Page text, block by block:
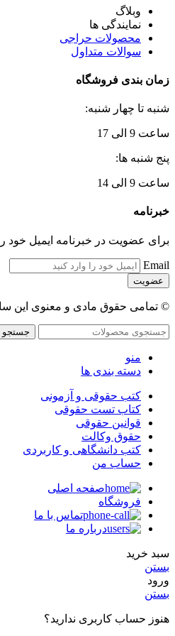
وبلاگ
نمایندگی ها
محصولات حراجی
سوالات متداول
زمان بندی فروشگاه
شنبه تا چهار شنبه:
ساعت 9 الی 17
پنج شنبه ها:
ساعت 9 الی 14
خبرنامه
برای عضویت در خبرنامه ایمیل خود
Email
© تمامی حقوق مادی و معنوی این
جستجو
منو
دسته بندی ها
کتب حقوقی و آزمونی
کتاب تست حقوقی
قوانین حقوقی
حقوق وکالت
کتب دانشگاهی و کاربردی
حساب من
صفحه اصلی
فروشگاه
تماس با ما
درباره ما
سبد خرید
بستن
ورود
بستن
هنوز حساب کاربری ندارید؟